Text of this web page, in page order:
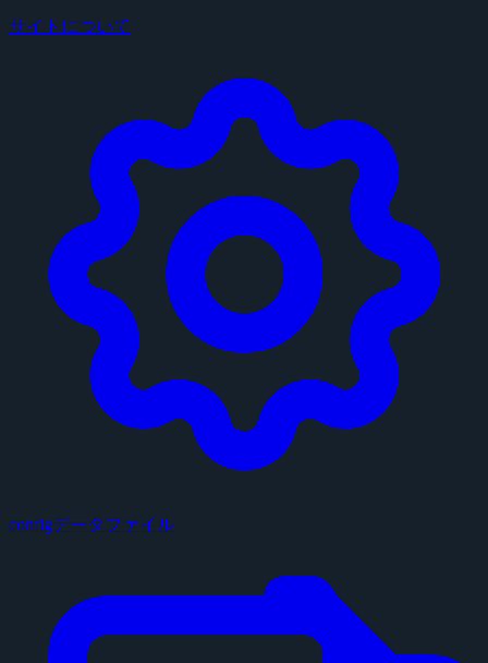
サイトについて
configデータファイル